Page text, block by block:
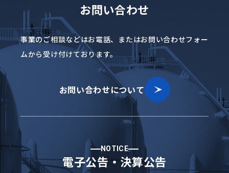
お問い合わせ
事業のご相談などはお電話、 またはお問い合わせフォー
ムから受け付けております。
お問い合わせについて
電子公告・決算公告
NOTICE